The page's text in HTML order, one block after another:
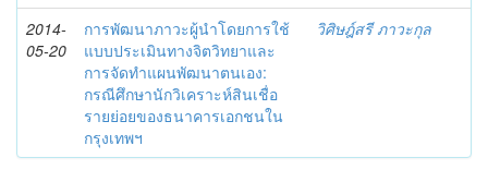
2014-
05-20
การพัฒนาภาวะผู้นำโดยการใช้
แบบประเมินทางจิตวิทยาและ
การจัดทำแผนพัฒนาตนเอง:
กรณีศึกษานักวิเคราะห์สินเชื่อ
รายย่อยของธนาคารเอกชนใน
กรุงเทพฯ
วิศิษฎ์สรี ภาวะกุล